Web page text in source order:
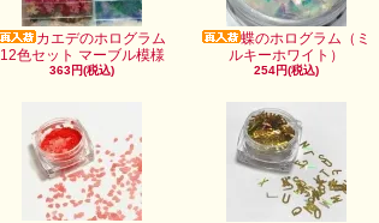
カエデのホログラム
12色セット マーブル模様
363円(税込)
蝶のホログラム（ミ
ルキーホワイト）
254円(税込)